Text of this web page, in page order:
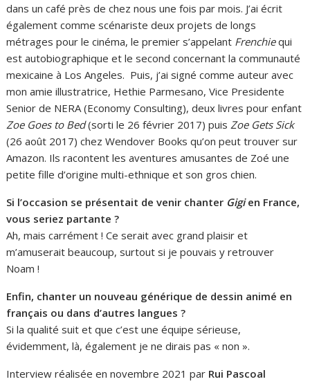
dans un café près de chez nous une fois par mois. J’ai écrit
également comme scénariste deux projets de longs
métrages pour le cinéma, le premier s’appelant Frenchiequi
est autobiographique et le second concernant la communauté
mexicaine à Los Angeles. Puis, j’ai signé comme auteur avec
mon amie illustratrice, Hethie Parmesano, Vice Presidente
Senior de NERA (Economy Consulting), deux livres pour enfant
Zoe Goes to Bed(sorti le 26 février 2017) puis Zoe Gets Sick
(26 août 2017) chez Wendover Books qu’on peut trouver sur
Amazon. Ils racontent les aventures amusantes de Zoé une
petite fille d’origine multi-ethnique et son gros chien.
Si l’occasion se présentait de venir chanter Gigien France,
vous seriez partante ?
Ah, mais carrément ! Ce serait avec grand plaisir et
m’amuserait beaucoup, surtout si je pouvais y retrouver
Noam !
Enfin, chanter un nouveau générique de dessin animé en
français ou dans d’autres langues ?
Si la qualité suit et que c’est une équipe sérieuse,
évidemment, là, également je ne dirais pas « non ».
Interview réalisée en novembre 2021 par Rui Pascoal